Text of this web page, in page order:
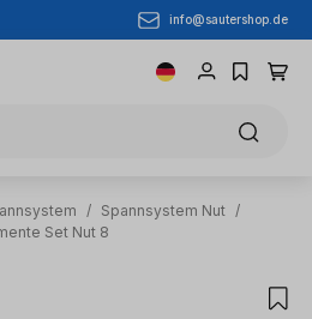
info@sautershop.de
/ Spannsystem Nut /
Set Nut 8